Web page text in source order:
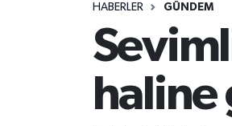
HABERLER GÜNDEM
Ekonomi
Kültür Sanat
Merkez Trafik Yoğunluk
Süper Lig Puan Durumu ve
Tüm Manşetler